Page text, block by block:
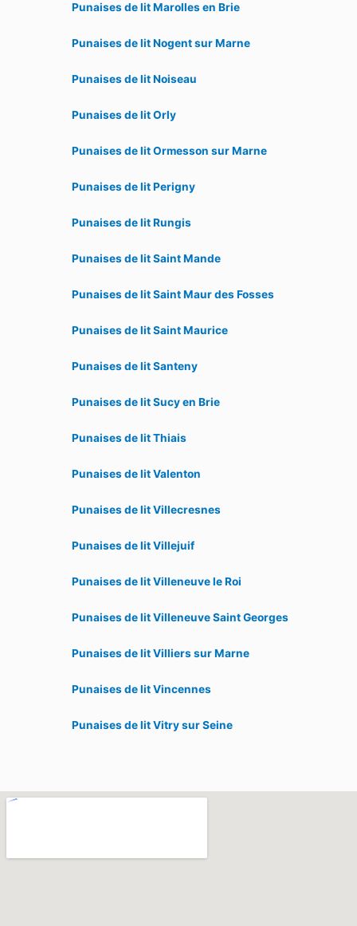
Punaises de lit Marolles en Brie
Punaises de lit Nogent sur Marne
Punaises de lit Noiseau
Punaises de lit Orly
Punaises de lit Ormesson sur Marne
Punaises de lit Perigny
Punaises de lit Rungis
Punaises de lit Saint Mande
Punaises de lit Saint Maur des Fosses
Punaises de lit Saint Maurice
Punaises de lit Santeny
Punaises de lit Sucy en Brie
Punaises de lit Thiais
Punaises de lit Valenton
Punaises de lit Villecresnes
Punaises de lit Villejuif
Punaises de lit Villeneuve le Roi
Punaises de lit Villeneuve Saint Georges
Punaises de lit Villiers sur Marne
Punaises de lit Vincennes
Punaises de lit Vitry sur Seine